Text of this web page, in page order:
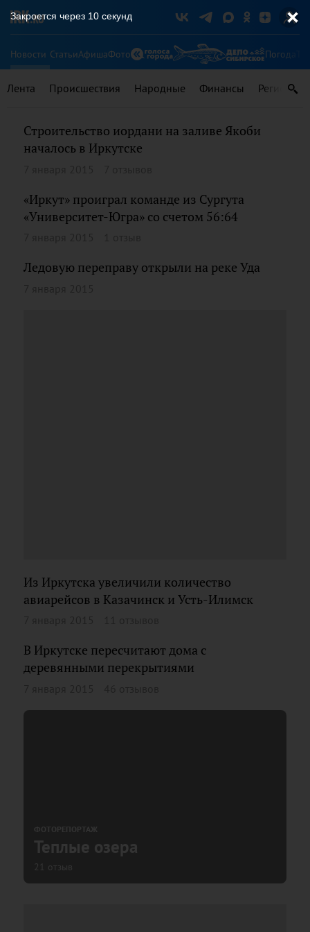
Новости СтатьиАфишаФото Погода
Лента Происшествия Народные Финансы Регионы
Строительство иордани на заливе Якоби
началось в Иркутске
«Иркут» проиграл команде из Сургута
«Университет-Югра» со счетом 56:64
Ледовую переправу открыли на реке Уда
Из Иркутска увеличили количество
авиарейсов в Казачинск и Усть-Илимск
В Иркутске пересчитают дома с
деревянными перекрытиями
ФОТОРЕПОРТАЖ
Теплые озера
21 отзыв
Закроется через 10 секунд